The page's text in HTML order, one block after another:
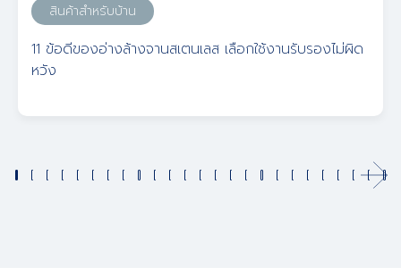
สินค้าสำหรับบ้าน
11 ข้อดีของอ่างล้างจานสเตนเลส เลือกใช้งานรับรองไม่ผิด
หวัง